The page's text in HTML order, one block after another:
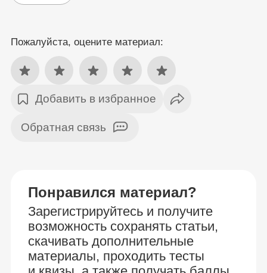
Пожалуйста, оцените материал:
Добавить в избранное
Обратная связь
Понравился материал?
Зарегистрируйтесь и получите
возможность сохранять статьи,
скачивать дополнительные
материалы, проходить тесты